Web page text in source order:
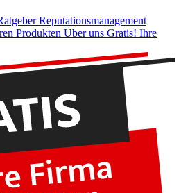
Reputationsmanagement
Produkten Über uns Gratis! Ihre